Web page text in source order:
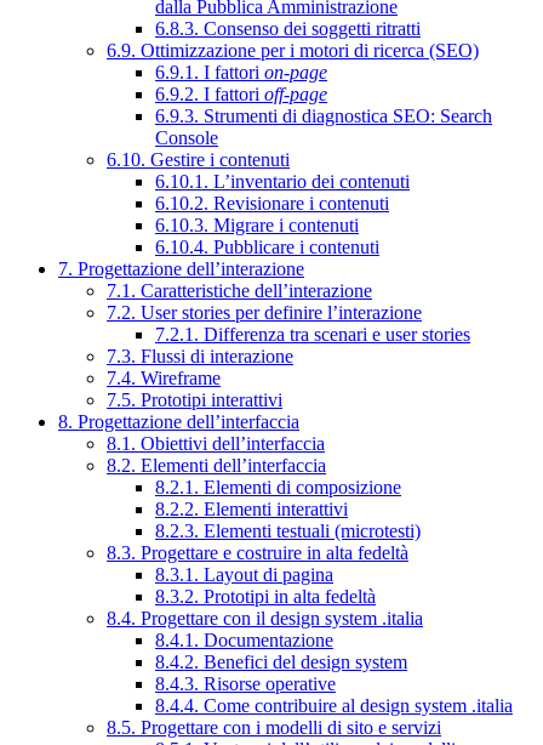
dalla Pubblica Amministrazione
6.8.3. Consenso dei soggetti ritratti
6.9. Ottimizzazione per i motori di ricerca (SEO)
6.9.1. I fattori on-page
6.9.2. I fattori off-page
6.9.3. Strumenti di diagnostica SEO: Search
Console
6.10. Gestire i contenuti
6.10.1. L’inventario dei contenuti
6.10.2. Revisionare i contenuti
6.10.3. Migrare i contenuti
6.10.4. Pubblicare i contenuti
7. Progettazione dell’interazione
7.1. Caratteristiche dell’interazione
7.2. User stories per definire l’interazione
7.2.1. Differenza tra scenari e user stories
7.3. Flussi di interazione
7.4. Wireframe
7.5. Prototipi interattivi
8. Progettazione dell’interfaccia
8.1. Obiettivi dell’interfaccia
8.2. Elementi dell’interfaccia
8.2.1. Elementi di composizione
8.2.2. Elementi interattivi
8.2.3. Elementi testuali (microtesti)
8.3. Progettare e costruire in alta fedeltà
8.3.1. Layout di pagina
8.3.2. Prototipi in alta fedeltà
8.4. Progettare con il design system .italia
8.4.1. Documentazione
8.4.2. Benefici del design system
8.4.3. Risorse operative
8.4.4. Come contribuire al design system .italia
8.5. Progettare con i modelli di sito e servizi